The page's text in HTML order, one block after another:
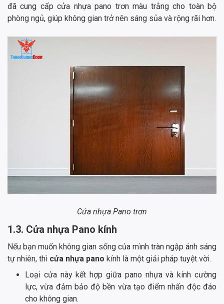
đã cung cấp cửa nhựa pano trơn màu trắng cho toàn bộ
phòng ngủ, giúp không gian trở nên sáng sủa và rộng rãi hơn.
Cửa nhựa Pano trơn
1.3. Cửa nhựa Pano kính
Nếu bạn muốn không gian sống của mình tràn ngập ánh sáng
tự nhiên, thì cửa nhựa pano kính là một giải pháp tuyệt vời.
Loại cửa này kết hợp giữa pano nhựa và kính cường
lực, vừa đảm bảo độ bền vừa tạo điểm nhấn độc đáo
cho không gian.